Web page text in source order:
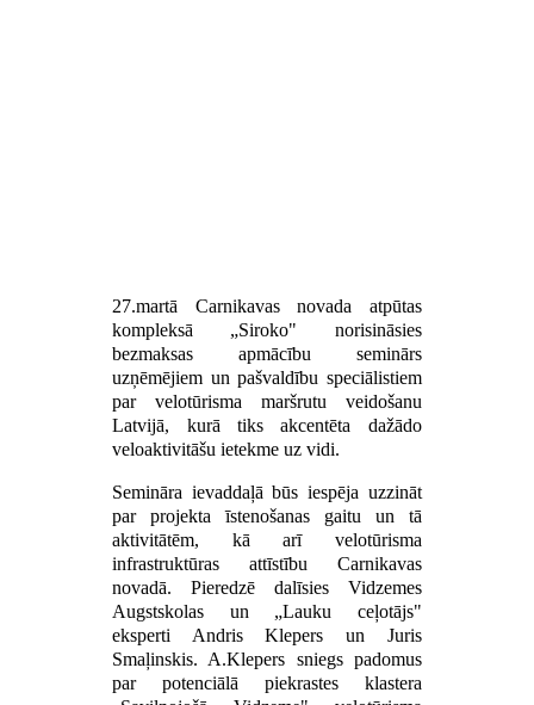
27.martā Carnikavas novada atpūtas
kompleksā „Siroko" norisināsies
bezmaksas apmācību seminārs
uzņēmējiem un pašvaldību speciālistiem
par velotūrisma maršrutu veidošanu
Latvijā, kurā tiks akcentēta dažādo
veloaktivitāšu ietekme uz vidi.
Semināra ievaddaļā būs iespēja uzzināt
par projekta īstenošanas gaitu un tā
aktivitātēm, kā arī velotūrisma
infrastruktūras attīstību Carnikavas
novadā. Pieredzē dalīsies Vidzemes
Augstskolas un „Lauku ceļotājs"
eksperti Andris Klepers un Juris
Smaļinskis. A.Klepers sniegs padomus
par potenciālā piekrastes klastera